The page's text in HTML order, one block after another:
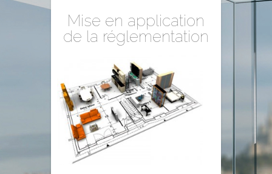
Mise en application
de la réglementation